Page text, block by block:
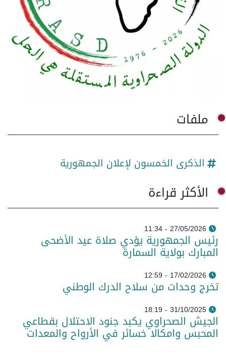
ملفات
الذكرى الخمسون لإعلان الجمهورية
الأكثر قراءة
27/05/2026 - 11:34
رئيس الجمهورية يؤدي صلاة عيد الأضحى
المبارك بولاية السمارة
17/02/2026 - 12:59
تخرج وحدات من سلاح الدرك الوطني
31/10/2025 - 18:19
الجيش الصحراوي يكبد جنود الاحتلال بقطاعي
المحبس وامكالا خسائر في الأرواح والمعدات